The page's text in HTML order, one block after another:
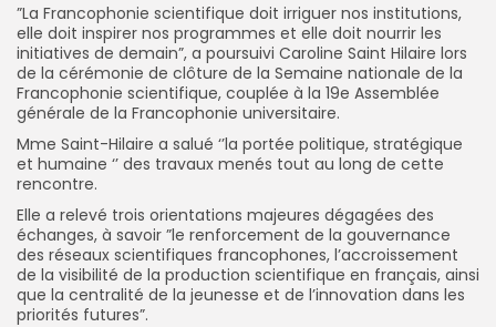
”La Francophonie scientifique doit irriguer nos institutions,
elle doit inspirer nos programmes et elle doit nourrir les
initiatives de demain”, a poursuivi Caroline Saint Hilaire lors
de la cérémonie de clôture de la Semaine nationale de la
Francophonie scientifique, couplée à la 19e Assemblée
générale de la Francophonie universitaire.
Mme Saint-Hilaire a salué ‘’la portée politique, stratégique
et humaine ‘’ des travaux menés tout au long de cette
rencontre.
Elle a relevé trois orientations majeures dégagées des
échanges, à savoir ”le renforcement de la gouvernance
des réseaux scientifiques francophones, l’accroissement
de la visibilité de la production scientifique en français, ainsi
que la centralité de la jeunesse et de l’innovation dans les
priorités futures”.